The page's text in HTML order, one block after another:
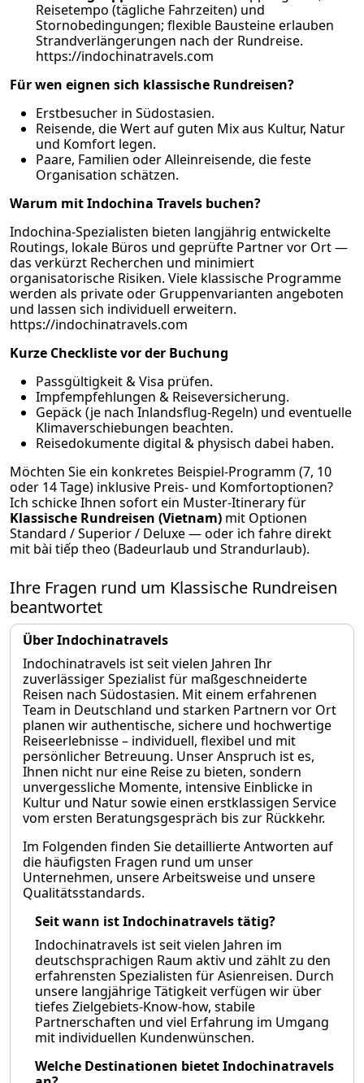
Reisetempo (tägliche Fahrzeiten) und
Stornobedingungen; flexible Bausteine erlauben
Strandverlängerungen nach der Rundreise.
https://indochinatravels.com
Für wen eignen sich klassische Rundreisen?
Erstbesucher in Südostasien.
Reisende, die Wert auf guten Mix aus Kultur, Natur
und Komfort legen.
Paare, Familien oder Alleinreisende, die feste
Organisation schätzen.
Warum mit Indochina Travels buchen?
Indochina-Spezialisten bieten langjährig entwickelte
Routings, lokale Büros und geprüfte Partner vor Ort —
das verkürzt Recherchen und minimiert
organisatorische Risiken. Viele klassische Programme
werden als private oder Gruppenvarianten angeboten
und lassen sich individuell erweitern.
https://indochinatravels.com
Kurze Checkliste vor der Buchung
Passgültigkeit & Visa prüfen.
Impfempfehlungen & Reiseversicherung.
Gepäck (je nach Inlandsflug-Regeln) und eventuelle
Klimaverschiebungen beachten.
Reisedokumente digital & physisch dabei haben.
Möchten Sie ein konkretes Beispiel-Programm (7, 10
oder 14 Tage) inklusive Preis- und Komfortoptionen?
Ich schicke Ihnen sofort ein Muster-Itinerary für
Klassische Rundreisen (Vietnam) mit Optionen
Standard / Superior / Deluxe — oder ich fahre direkt
mit bài tiếp theo (Badeurlaub und Strandurlaub).
Ihre Fragen rund um Klassische Rundreisen
beantwortet
Über Indochinatravels
Indochinatravels ist seit vielen Jahren Ihr
zuverlässiger Spezialist für maßgeschneiderte
Reisen nach Südostasien. Mit einem erfahrenen
Team in Deutschland und starken Partnern vor Ort
planen wir authentische, sichere und hochwertige
Reiseerlebnisse – individuell, flexibel und mit
persönlicher Betreuung. Unser Anspruch ist es,
Ihnen nicht nur eine Reise zu bieten, sondern
unvergessliche Momente, intensive Einblicke in
Kultur und Natur sowie einen erstklassigen Service
vom ersten Beratungsgespräch bis zur Rückkehr.
Im Folgenden finden Sie detaillierte Antworten auf
die häufigsten Fragen rund um unser
Unternehmen, unsere Arbeitsweise und unsere
Qualitätsstandards.
Seit wann ist Indochinatravels tätig?
Indochinatravels ist seit vielen Jahren im
deutschsprachigen Raum aktiv und zählt zu den
erfahrensten Spezialisten für Asienreisen. Durch
unsere langjährige Tätigkeit verfügen wir über
tiefes Zielgebiets-Know-how, stabile
Partnerschaften und viel Erfahrung im Umgang
mit individuellen Kundenwünschen.
Welche Destinationen bietet Indochinatravels